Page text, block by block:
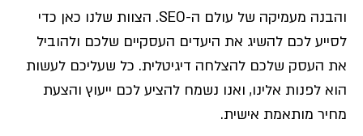
והבנה מעמיקה של עולם ה-SEO. הצוות שלנו כאן כדי
לסייע לכם להשיג את היעדים העסקיים שלכם ולהוביל
את העסק שלכם להצלחה דיגיטלית. כל שעליכם לעשות
הוא לפנות אלינו, ואנו נשמח להציע לכם ייעוץ והצעת
מחיר מותאמת אישית.